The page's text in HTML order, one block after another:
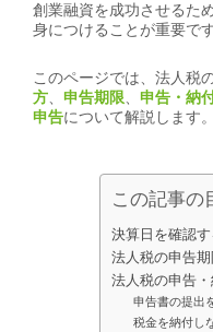
創業融資を成功させるた
身につけることが重要です
このページでは、法人税
方、 申告期限、 申告・納
申告について解説します。
この記事の
決算日を確認す
法人税の申告期
法人税の申告
申告書の提出
税金を納付し